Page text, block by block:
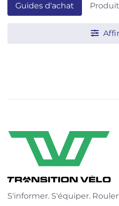
Guides d'achat
S'informer. S'équiper.